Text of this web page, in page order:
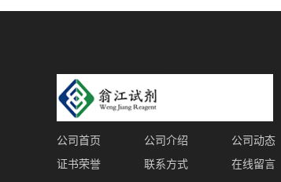
公司首页 公司介绍 公司动态
证书荣誉
联系方式 在线留言